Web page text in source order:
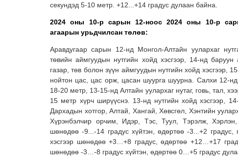
секундэд 5-10 метр. +12...+14 градус дулаан байна.
2024 оны 10-р сарын 12-ноос 2024 оны 10-р
агаарын урьдчилсан төлөв:
Аравдугаар сарын 12-нд Монгол-Алтайн уулархаг
төвийн аймгуудын нутгийн хойд хэсгээр, 14-нд баруун
газар, төв болон зүүн аймгуудын нутгийн хойд хэсгээр,
нойтон цас, цас орж, цасан шуурга шуурна. Салхи 12-
18-20 метр, 13-15-нд Алтайн уулархаг нутаг, говь, тал,
15 метр хүрч ширүүснэ. 13-нд нутгийн хойд хэсгээр,
Дархадын хотгор, Алтай, Хангай, Хөвсгөл, Хэнтийн
Хүрэнбэлчир орчим, Идэр, Тэс, Туул, Тэрэлж,
шөнөдөө -9...-14 градус хүйтэн, өдөртөө -3...+2 градус,
хэсгээр шөнөдөө +3…+8 градус, өдөртөө +12…+17
шөнөдөө -3…-8 градус хүйтэн, өдөртөө 0…+5 градус